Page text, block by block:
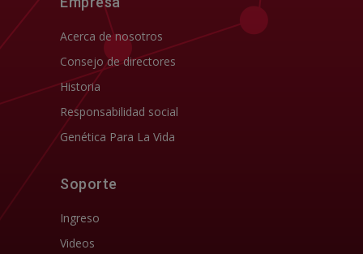
Acerca de nosotros
Consejo de directores
Historia
Responsabilidad social
Genética Para La Vida
Soporte
Ingreso
Videos